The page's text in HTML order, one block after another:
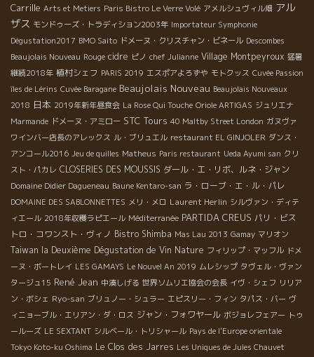
Carrille Arts et Metiers Paris Bistro Le Verre Volé アメルシュヴィル畑 アル
ザス モンドゥーズ・トラディション2003年 Importateur Symphonie
Dégustation2017 BMO Saito ドメーヌ・クリスチャン・ビネール Descombes
Beaujolais Nouveau Rouge cidre ピノ chef Julianne Village Montpeyroux 猛暑
継続2018年 植村シェフ PARIS 2019 エスポアよろずや モトクッス Cuvée Passion
îles de Lérins Cuvée Baragane Beaujolais Nouveau Beaujolais Nouveaux
2018 日本 2019年新年昼食会 La Rose Qui Touche Oriole ARTIGAS ジュリエナ
Marmande ドメーヌ・アミロー STC Tours 40 Maltby Street London ガヌヴァ
ワインバー店長のアレックス ル・ブリュエル restaurant EL GINJOLER ダンス・
アンコール2016 Jeu de quilles Matheus Paris restaurant Ueda Ayumi san クリ
スト・パカレ CLOSERIES DES MOUSSIS ダール・エ・リボ、ルネ・ジャン
Domaine Didier Dagueneau Baune Kentaro-san ラ・ローブ・エ・ル・パレ
DOMAINE DES SABLONNETTES メリ・メロ Laurent Herlin シルヴァン・ディテ
ィエール 2018年収穫ラピエール Méditerranée PARTIDA CREUS パリ・ビス
トロ・コワンスト・ヴィノ Bistro Shimba Mas Lau 2013 Gamay マリオン
Taiwan la Deuxième Dégustation de Vin Nature フィリップ・マッフル ドメ
ーヌ・ボートレイ LES GAMAYS Le Nouvel An 2019 ムレシップ タヴェル・ヴァン
タージュ15 René Jean 中湊しげる 世界ソムリエ協会の会長 イヴ・シェフ リリア
ン・ボシェ Ryo-san ブリュノー・シュラー エピスリー・フィン タパス・バー ヴ
ィニョーブル・エリアン・ダ・ロス ジャン・フォワヤール ボジョレフェアー トゥ
ールーズ LE SEXTANT シルベール・トリシャール Pays de l'Europe orientale
Tokyo Koto-ku Oshima Le Clos des Jarres Les Uniques de Jules Chauvet